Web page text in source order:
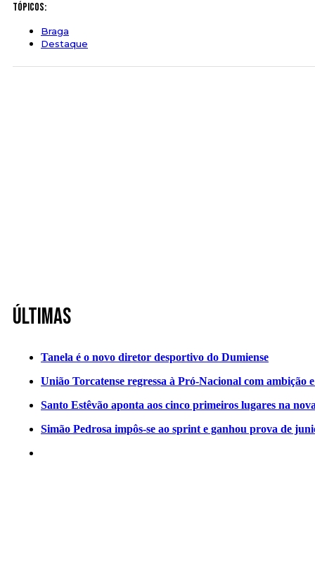
Tópicos:
Braga
Destaque
Últimas
Tanela é o novo diretor desportivo do Dumiense
União Torcatense regressa à Pró-Nacional com ambição
Santo Estêvão aponta aos cinco primeiros lugares na
Simão Pedrosa impôs-se ao sprint e ganhou prova de